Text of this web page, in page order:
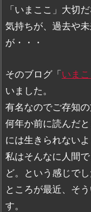
「いまここ」大切
気持ちが、過去や
が・・・
そのブログ「いまこ
いました。
有名なのでご存知の
何年か前に読んだ
には生きられないよ
私はそんなに人間
ど。という感じでし
ところが最近、そ
す。